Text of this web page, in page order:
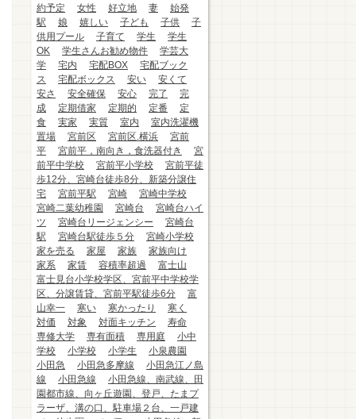
約予定
女性 好立地 妻
始発
駅
娘 嬉しい 子ども 子供
子
供用プール
子育て 学生
学生
OK
学生さんお勧め物件
学芸大
学
宅内 宅配BOX
宅配ブック
ス
宅配ボックス 安い
安くて
安さ
安全確保 安心 完了
完
成
定期借家 定期的 定番
定
食
実家 実質 室内
室内洗濯機
置場
宮前区 宮前区.横浜
宮前
平
宮前平，南向き，食洗器付き
宮
前平中学校
宮前平小学校
宮前平徒
歩12分、宮崎台徒歩8分、新築分譲住
宅
宮前平駅 宮崎
宮崎中学校
宮崎二葉幼稚園
宮崎台
宮崎台ハイ
ツ
宮崎台リージェンシー
宮崎台
駅
宮崎台駅徒歩５分
宮崎小学校
家を売る
家屋 家族
家族向け
家系
家賃 容積率超過
富士山
富士見台小学校学区、宮前平中学校学
区、分譲賃貸、宮前平駅徒歩6分
富
山幸一
寒い 寒かったり
寒く
対価
対象 対面キッチン
寿命
専修大学
専有面積 専用庭
小中
学校
小学校 小学生
小泉農園
小田急
小田急多摩線
小田急江ノ島
線
小田急線
小田急線、南武線、田
園都市線、向ヶ丘遊園、登戸、たまプ
ラーザ、溝の口、駐車場２台、一戸建